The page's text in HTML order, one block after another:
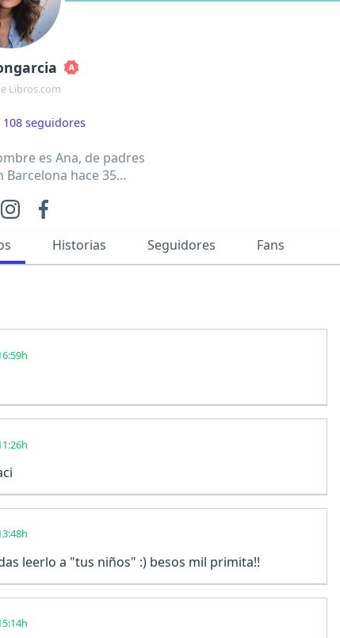
Libros.com
108seguidores
es Ana, de padres
Barcelona hace 35…
Historias Seguidores Fans
leerlo a "tus niños" :) besos mil primita!!